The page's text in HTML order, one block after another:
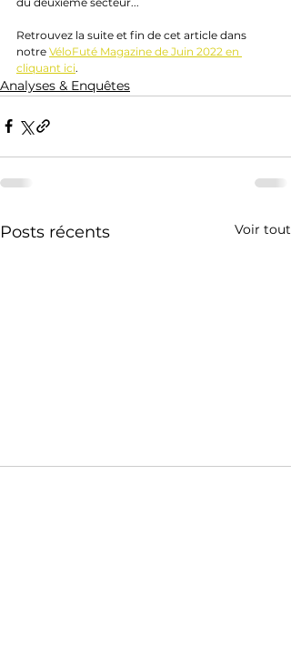
Retrouvez la suite et fin de cet article dans
notre VéloFuté Magazine de Juin 2022 en
cliquant ici.
Analyses & Enquêtes
Posts récents Voir tout